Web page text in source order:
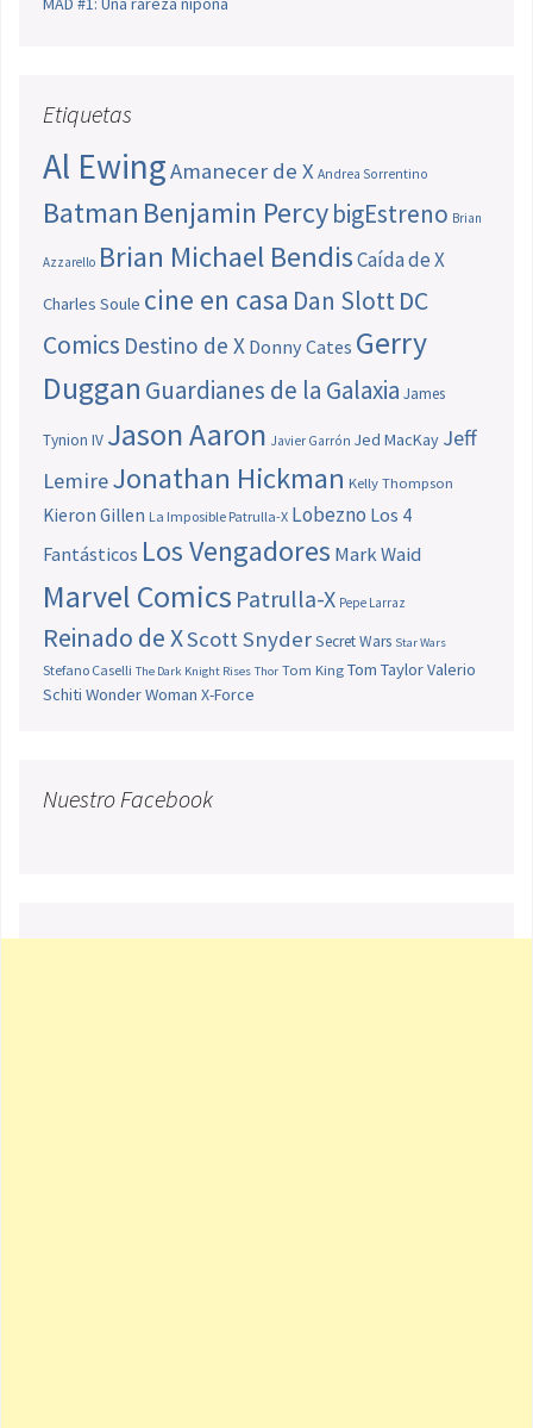
Etiquetas
Al EwingAmanecer de X Andrea Sorrentino
Batman Benjamin PercybigEstreno Brian
Azzarello Brian Michael BendisCaída de X
Charles Soule cine en casa Dan SlottDC
Comics Destino de X Donny Cates Gerry
Duggan Guardianes de la Galaxia James
Tynion IV Jason Aaron Javier Garrón Jed MacKay Jeff
LemireJonathan Hickman Kelly Thompson
Kieron Gillen La Imposible Patrulla-X Lobezno Los 4
Fantásticos Los Vengadores Mark Waid
Marvel Comics Patrulla-X Pepe Larraz
Reinado de XScott SnyderSecret Wars Star Wars
Stefano Caselli The Dark Knight Rises Thor Tom King Tom TaylorValerio
Schiti Wonder Woman X-Force
Nuestro Facebook